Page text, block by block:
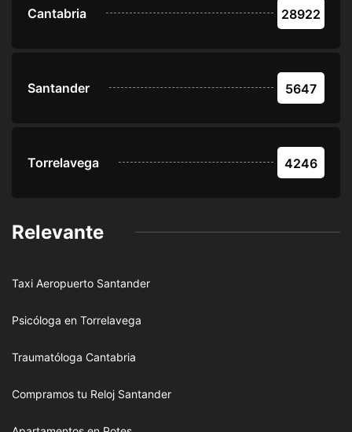
Cantabria 28922
Santander 5647
Torrelavega 4246
Relevante
Taxi Aeropuerto Santander
Psicóloga en Torrelavega
Traumatóloga Cantabria
Compramos tu Reloj Santander